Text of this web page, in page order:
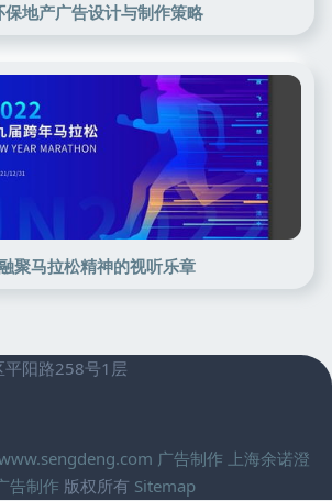
保地产广告设计与制作策略
聚马拉松精神的视听乐章
平阳路258号1层
广告制作 上海余诺澄
告制作 版权所有 Sitemap